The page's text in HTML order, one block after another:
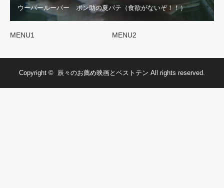
ウーパールーパー ポン助の夏バテ（食欲がないぞ！！）
MENU1 MENU2
Copyright © 辰々のお薦め映画とベストテン All rights reserved.